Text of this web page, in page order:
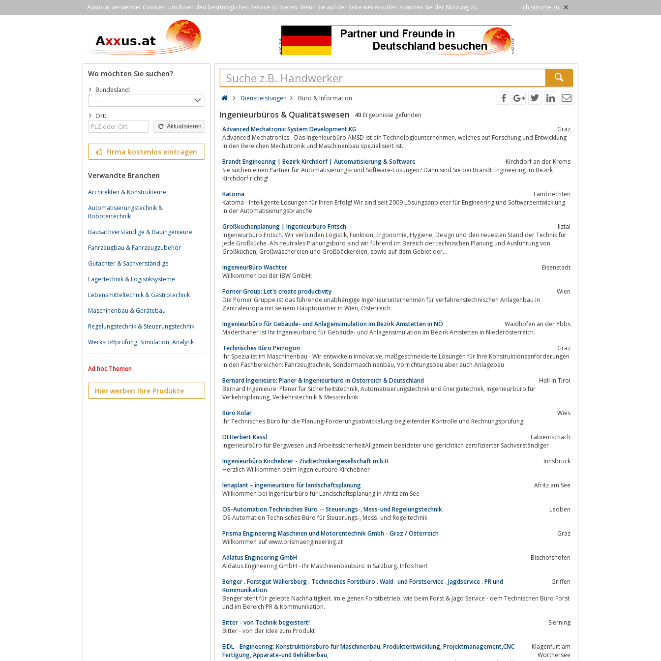
Axxus.at verwendet Cookies, um Ihnen den bestmöglichen Service zu bieten. Wenn Sie auf der Seite weitersurfen stimmen Sie der Nutzung zu. Ich stimme zu. ×
Wo möchten Sie suchen?
Bundesland:
Ort:
Aktualisieren
Firma kostenlos eintragen
Verwandte Branchen
Architekten & Konstrukteure
Automatisierungstechnik &
Robotertechnik
Bausachverständige & Bauingenieure
Fahrzeugbau & Fahrzeugzubehör
Gutachter & Sachverständige
Lagertechnik & Logistiksysteme
Lebensmitteltechnik & Gastrotechnik
Maschinenbau & Gerätebau
Regelungstechnik & Steuerungstechnik
Werkstoffprüfung, Simulation, Analytik
Ad hoc Themen
Hier werben Ihre Produkte
Dienstleistungen Büro & Information
Ingenieurbüros & Qualitätswesen 40 Ergebnisse gefunden
Advanced Mechatronic System Development KG
Graz
Advanced Mechatronics - Das Ingenieurbüro AMSD ist ein Technologieunternehmen, welches auf Forschung und Entwicklung
in den Bereichen Mechatronik und Maschinenbau spezialisiert ist.
Brandt Engineering | Bezirk Kirchdorf | Automatisierung & Software
Kirchdorf an der Krems
Sie suchen einen Partner für Automatisierungs- und Software-Lösungen? Dann sind Sie bei Brandt Engineering im Bezirk
Kirchdorf richtig!
Katoma
Lambrechten
Katoma - Intelligente Lösungen für Ihren Erfolg! Wir sind seit 2009 Lösungsanbieter für Engineering und Softwareentwicklung
in der Automatisierungsbranche.
Großküchenplanung | Ingenieurbüro Fritsch
Ilztal
Ingenieurbüro Fritsch. Wir verbinden Logistik, Funktion, Ergonomie, Hygiene, Design und den neuesten Stand der Technik für
jede Großküche. Als neutrales Planungsbüro sind wir führend im Bereich der technischen Planung und Ausführung von
Großküchen, Großwäschereien und Großbäckereien, sowie auf dem Gebiet der...
IngenieurBüro Wachter
Eisenstadt
Willkommen bei der IBW GmbH!
Pörner Group: Let's create productivity
Wien
Die Pörner Gruppe ist das führende unabhängige Ingenieurunternehmen für verfahrenstechnischen Anlagenbau in
Zentraleuropa mit seinem Hauptquartier in Wien, Österreich.
Ingenieurbüro für Gebäude- und Anlagensimulation im Bezirk Amstetten in NÖ
Waidhofen an der Ybbs
Maderthaner ist Ihr Ingenieurbüro für Gebäude- und Anlagensimulation im Bezirk Amstetten in Niederösterreich.
Technisches Büro Perrogon
Graz
Ihr Spezialist im Maschinenbau - Wir entwickeln innovative, maßgeschneiderte Lösungen für Ihre Konstruktionsanforderungen
in den Fachbereichen: Fahrzeugtechnik, Sondermaschinenbau, Vorrichtungsbau aber auch Anlagebau
Bernard Ingenieure: Planer & Ingenieurbüro in Österreich & Deutschland
Hall in Tirol
Bernard Ingenieure: Planer für Sicherheitstechnik, Automatisierungstechnik und Energietechnik, Ingenieurbüro für
Verkehrsplanung, Verkehrstechnik & Messtechnik
Büro Kolar
Wies
Ihr Technisches Büro für die Planung-Förderungsabwickelung-begleitender Kontrolle und Rechnungsprüfung.
DI Herbert Kassl
Labientschach
Ingenieurbüro für Bergwesen und ArbeitssicherheitAllgemein beeideter und gerichtlich zertifizierter Sachverständiger
Ingenieurbüro Kirchebner - Ziviltechnikergesellschaft m.b.H
Innsbruck
Herzlich Willkommen beim Ingenieurbüro Kirchebner
lenaplant – ingenieurbüro für landschaftsplanung
Afritz am See
Willkommen bei Ingenieurbüro für Landschaftsplanung in Afritz am See
OS-Automation Technisches Büro -- Steuerungs-, Mess-und Regelungstechnik.
Leoben
OS-Automation Technisches Büro für Steuerungs-, Mess- und Regeltechnik
Prisma Engineering Maschinen und Motorentechnik Gmbh - Graz / Österreich
Graz
Willkommen auf www.prismaengineering.at
Adlatus Engineering GmbH
Bischofshofen
Aldatus Engineering GmbH - Ihr Maschinenbaubüro in Salzburg. Infos hier!
Benger . Forstgut Wallersberg . Technisches Forstbüro . Wald- und Forstservice . Jagdservice . PR und
Kommunikation
Griffen
Benger steht für gelebte Nachhaltigkeit. Im eigenen Forstbetrieb, wie beim Forst & Jagd Service - dem Technischen Büro Forst
und im Bereich PR & Kommunikation.
Bitter - von Technik begeistert!
Sierning
Bitter - von der Idee zum Produkt
EIDL - Engineering: Konstruktionsbüro für Maschinenbau, Produktentwicklung, Projektmanagement,CNC
Fertigung, Apparate-und Behälterbau,
Klagenfurt am
Wörthersee